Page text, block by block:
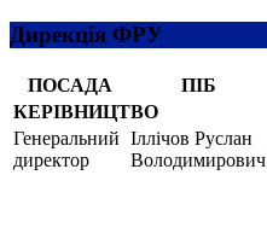
Дирекція ФРУ
ПОСАДА ПІБ
КЕРІВНИЦТВО
Генеральний
директор
Іллічов Руслан
Володимирович